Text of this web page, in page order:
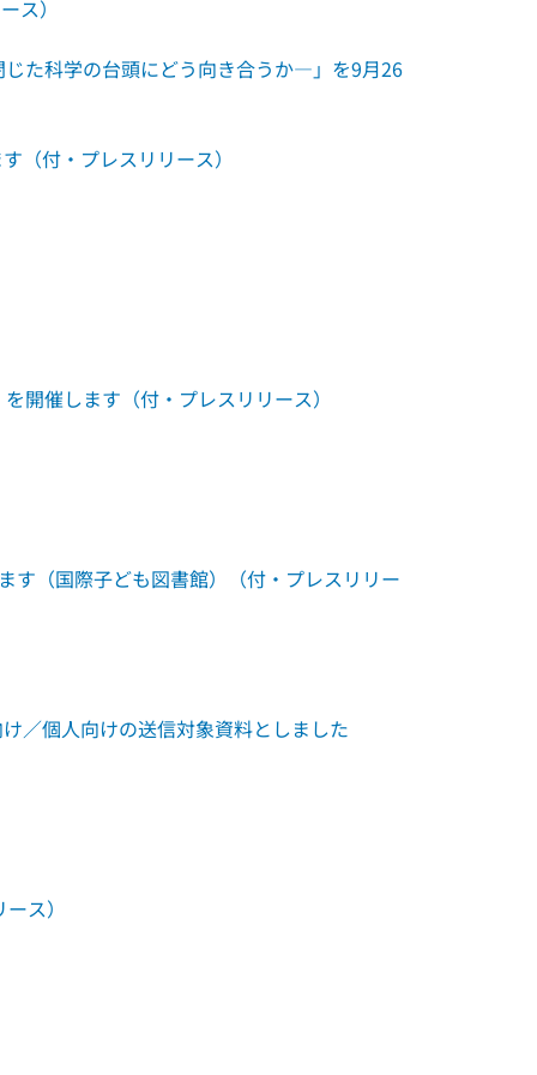
ス）
た科学の台頭にどう向き合うか―」を9月26
（付・プレスリリース）
催します（付・プレスリリース）
（国際子ども図書館）（付・プレスリリー
／個人向けの送信対象資料としました
ス）